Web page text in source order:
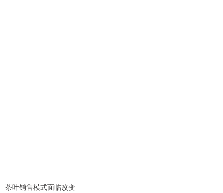
茶叶销售模式面临改变